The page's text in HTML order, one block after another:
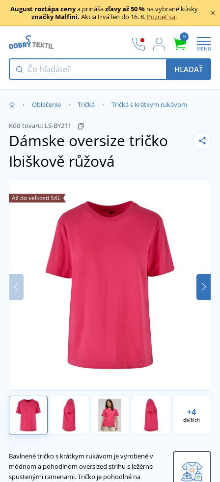
August roztápa cenya prinášazľavy až 50 %na vybrané kúsky
značky Malfini. Akcia trvá len do 16. 8. Pozrieť sa.
0
MENU
HĽADAŤ
Oblečenie Tričká Tričká s krátkym rukávom
Kód tovaru: LS-BY211
Dámske oversize tričko
Ibiškově růžová
+4
ďalších
Až do veľkosti 5XL
Bavlnené tričko s krátkym rukávom je vyrobené v
módnom a pohodlnom oversized strihu s ležérne
spustenými ramenami. Tričko je pohodlné na